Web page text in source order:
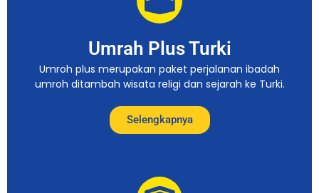
Umrah Plus Turki
Umroh plus merupakan paket perjalanan ibadah
umroh ditambah wisata religi dan sejarah ke Turki.
Selengkapnya